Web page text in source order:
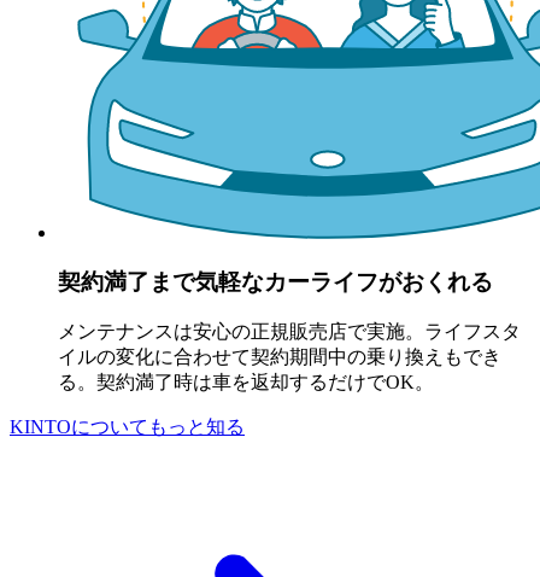
契約満了まで気軽なカーライフがおくれる
メンテナンスは安心の正規販売店で実施。ライフスタ
イルの変化に合わせて契約期間中の乗り換えもでき
る。契約満了時は車を返却するだけでOK。
KINTOについてもっと知る